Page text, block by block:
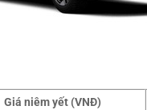
Giá niêm yết (VNĐ)